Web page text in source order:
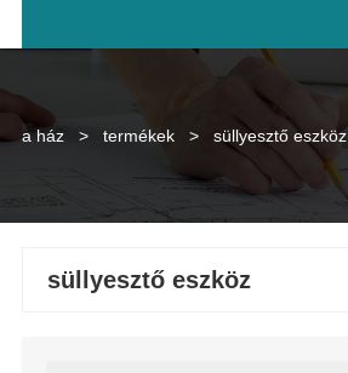
a ház > termékek > süllyesztő eszköz
süllyesztő eszköz